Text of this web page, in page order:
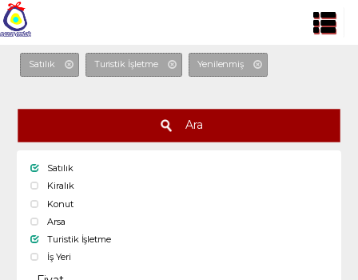
Satılık Turistik İşletme Yenilenmiş
Ara
Satılık
Kiralık
Konut
Arsa
Turistik İşletme
İş Yeri